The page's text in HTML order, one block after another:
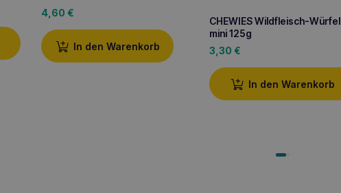
4,60 €
In den Warenkorb
CHEWIES Wildfleisch-Würfel
mini 125g
3,30 €
In den Warenkorb